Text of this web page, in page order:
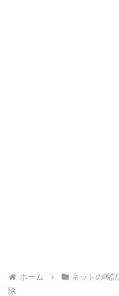
ホーム ネットの噂
除